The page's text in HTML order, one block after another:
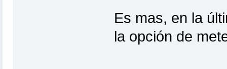
Es mas, en la
la opción de